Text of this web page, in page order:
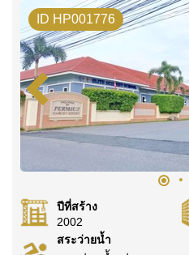
ID HP001776
ปีที่สร้าง
2002
สระว่ายน้ำ